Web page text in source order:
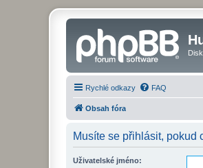
Rychlé odkazy FAQ
Obsah fóra
Musíte se přihlásit, pokud
Uživatelské jméno: